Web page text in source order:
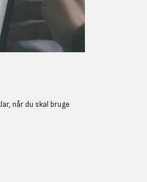
når du skal bruge